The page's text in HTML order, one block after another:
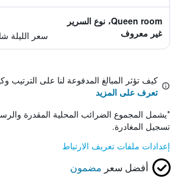
Queen room، نوع السرير
غير معروف
سعر الليلة
كيف تؤثر المبالغ المدفوعة لنا على الترتيب
تعرف على المزيد
*يشمل المجموع الضرائب المحلية المقدرة
تسجيل المغادرة.
إعدادات ملفات تعريف الارتباط
أفضل سعر مضمون